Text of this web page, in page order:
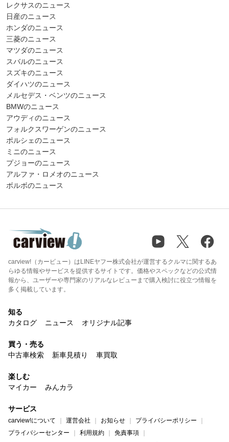
レクサスのニュース
日産のニュース
ホンダのニュース
三菱のニュース
マツダのニュース
スバルのニュース
スズキのニュース
ダイハツのニュース
メルセデス・ベンツのニュース
BMWのニュース
アウディのニュース
フォルクスワーゲンのニュース
ポルシェのニュース
ミニのニュース
プジョーのニュース
アルファ・ロメオのニュース
ボルボのニュース
carview!（カービュー）はLINEヤフー株式会社が運営するクルマに関するあ
らゆる情報やサービスを提供するサイトです。価格やスペックなどの公式情
報から、ユーザーや専門家のリアルなレビューまで購入検討に役立つ情報を
多く掲載しています。
知る
カタログ
ニュース オリジナル記事
買う・売る
中古車検索
新車見積り 車買取
楽しむ
マイカー
みんカラ
サービス
carview!について 運営会社 お知らせ
プライバシーポリシー
プライバシーセンター
利用規約
免責事項